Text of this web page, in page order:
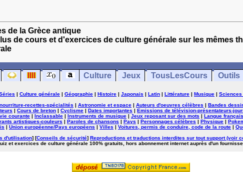
de la Grèce antique
de cours et d'exercices de culture générale sur les mêmes
Culture Jeux TousLesCours Outils
| Culture générale | Géographie | Histoire | Japonais | Latin | Littérature | Musique | Sciences
recettes-spécialités | Astronomie et espace | Auteurs d'oeuvres célèbres | Bandes
| Cours de breton | Cyclisme | Dates importantes | Emissions de télévision-présentateurs-
courante | Inclassable | Instruments de musique | Jeux reposant sur des mots | Langue
artistiques-couleurs | Paroles de chansons | Pays | Personnages célèbres | Physique |
| Union européenne/Pays européens | Villes | Voitures, permis de conduire, code de la route |
d'utilisation] [Conseils de sécurité] Reproductions et traductions interdites sur tout support (voir
et exercices de culture générale 100% gratuits, hors abonnement internet auprès d'un